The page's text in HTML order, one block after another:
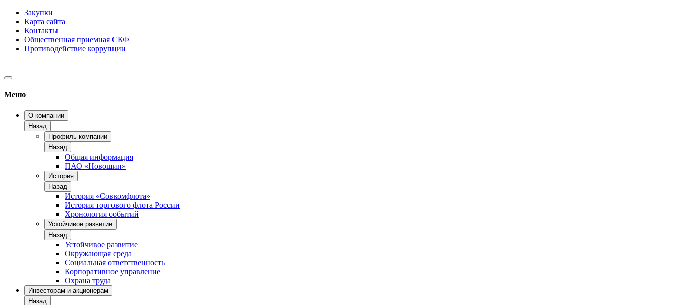
Закупки
Карта сайта
Контакты
Общественная приемная СКФ
Противодействие коррупции
Меню
О компании
Назад
Профиль компании
Назад
Общая информация
ПАО «Новошип»
История
Назад
История «Совкомфлота»
История торгового флота России
Хронология событий
Устойчивое развитие
Назад
Устойчивое развитие
Окружающая среда
Социальная ответственность
Корпоративное управление
Охрана труда
Инвесторам и акционерам
Назад